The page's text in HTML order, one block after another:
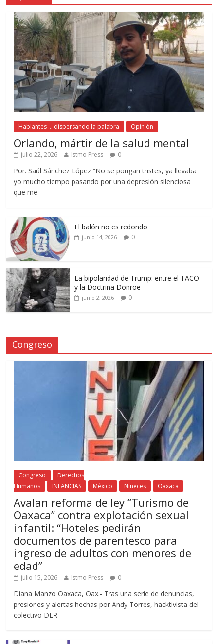
Hablantes ... dispersando la palabra Opinión
Orlando, mártir de la salud mental
julio 22, 2026 Istmo Press 0
Por: Saúl Sánchez López “No se pongan tristes, ya llevaba
yo mucho tiempo pasando por una depresión silenciosa
que me
El balón no es redondo
junio 14, 2026 0
La bipolaridad de Trump: entre el TACO
y la Doctrina Donroe
junio 2, 2026 0
Congreso
Congreso
Derechos
Humanos
INFANCIAS México Niñeces Oaxaca
Avalan reforma de ley “Turismo de
Oaxaca” contra explotación sexual
infantil: “Hoteles pedirán
documentos de parentesco para
ingreso de adultos con menores de
edad”
julio 15, 2026 Istmo Press 0
Diana Manzo Oaxaca, Oax.- Tras una serie de denuncias,
presiones y alertas hechas por Andy Torres, hacktivista del
colectivo DLR